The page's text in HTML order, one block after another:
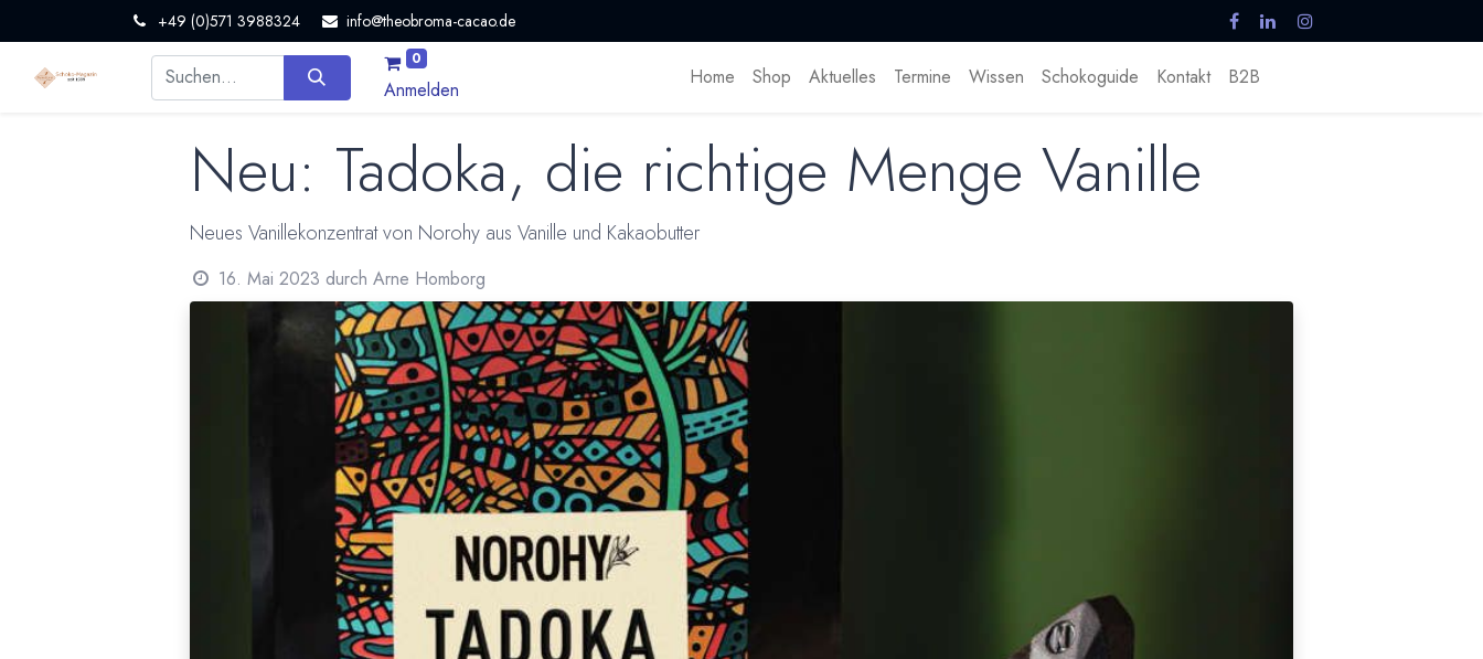
+49 (0)571 3988324 info@theobroma-cacao.de
0
Anmelden
Home Shop Aktuelles Termine Wissen Schokoguide Kontakt B2B
Neu: Tadoka, die richtige Menge Vanille
Neues Vanillekonzentrat von Norohy aus Vanille und Kakaobutter
16. Mai 2023 durch Arne Homborg